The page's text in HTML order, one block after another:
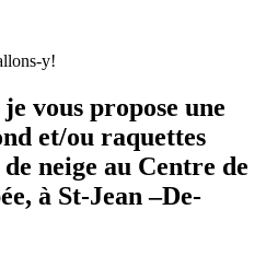
y!
vous propose une
et/ou raquettes
neige au Centre de
à St-Jean –De-